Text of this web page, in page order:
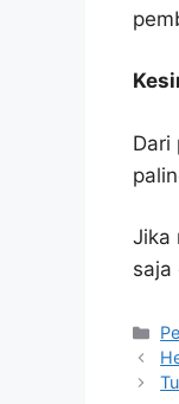
Dari
Jika
saja